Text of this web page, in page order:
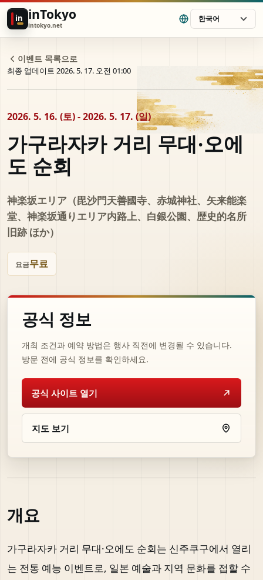
in inTokyo
intokyo.net
한국어
이벤트 목록으로
최종 업데이트 2026. 5. 17. 오전 01:00
2026. 5. 16. (토) - 2026. 5. 17. (일)
가구라자카 거리 무대·오에
도 순회
神楽坂エリア（毘沙門天善國寺、赤城神社、矢来能楽
堂、神楽坂通りエリア内路上、白銀公園、歴史的名所
旧跡 ほか）
요금무료
공식 정보
개최 조건과 예약 방법은 행사 직전에 변경될 수 있습니다.
방문 전에 공식 정보를 확인하세요.
공식 사이트 열기
지도 보기
개요
가구라자카 거리 무대·오에도 순회는 신주쿠구에서 열리
는 전통 예능 이벤트로, 일본 예술과 지역 문화를 접할 수